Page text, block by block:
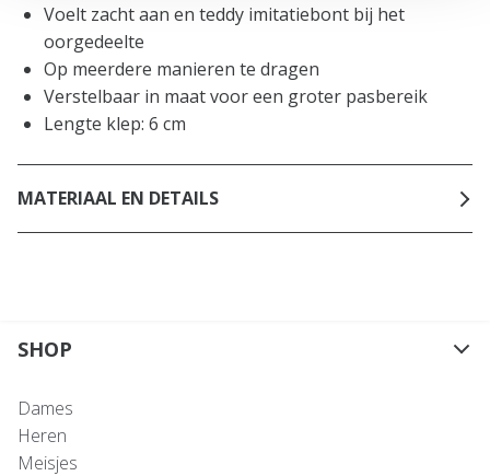
Voelt zacht aan en teddy imitatiebont bij het
oorgedeelte
Op meerdere manieren te dragen
Verstelbaar in maat voor een groter pasbereik
Lengte klep: 6 cm
MATERIAAL EN DETAILS
SHOP
Dames
Heren
Meisjes